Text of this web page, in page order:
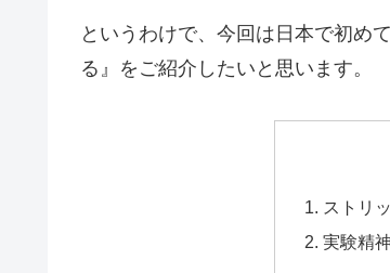
というわけで、今回は日本で初め
る』をご紹介したいと思います。
ストリ
実験精